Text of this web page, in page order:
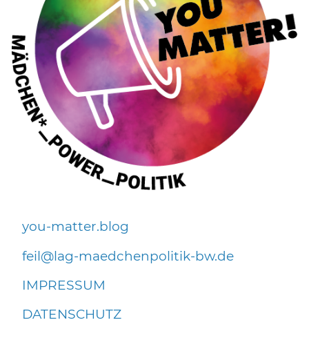
you-matter.blog
f
l l g-m dch np l t k-bw d
IMPRESSUM
DATENSCHUTZ